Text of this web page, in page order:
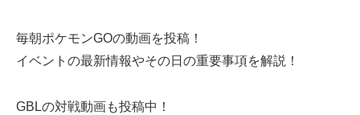
毎朝ポケモンGOの動画を投稿！
イベントの最新情報やその日の重要事項を解説！
GBLの対戦動画も投稿中！